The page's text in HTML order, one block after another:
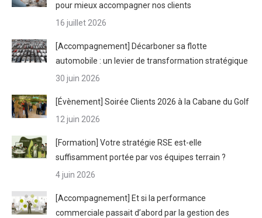
pour mieux accompagner nos clients
16 juillet 2026
[Accompagnement] Décarboner sa flotte
automobile : un levier de transformation stratégique
30 juin 2026
[Évènement] Soirée Clients 2026 à la Cabane du Golf
12 juin 2026
[Formation] Votre stratégie RSE est-elle
suffisamment portée par vos équipes terrain ?
4 juin 2026
[Accompagnement] Et si la performance
commerciale passait d’abord par la gestion des